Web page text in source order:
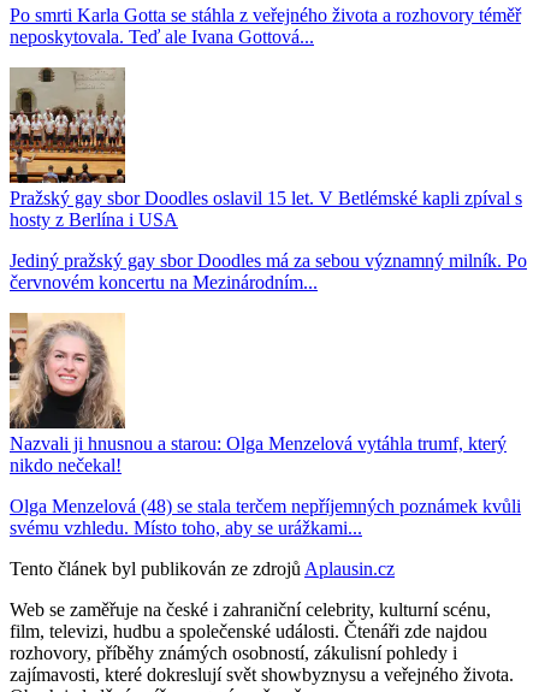
Po smrti Karla Gotta se stáhla z veřejného života a rozhovory téměř
neposkytovala. Teď ale Ivana Gottová...
Pražský gay sbor Doodles oslavil 15 let. V Betlémské kapli zpíval s
hosty z Berlína i USA
Jediný pražský gay sbor Doodles má za sebou významný milník. Po
červnovém koncertu na Mezinárodním...
Nazvali ji hnusnou a starou: Olga Menzelová vytáhla trumf, který
nikdo nečekal!
Olga Menzelová (48) se stala terčem nepříjemných poznámek kvůli
svému vzhledu. Místo toho, aby se urážkami...
Tento článek byl publikován ze zdrojů Aplausin.cz
Web se zaměřuje na české i zahraniční celebrity, kulturní scénu,
film, televizi, hudbu a společenské události. Čtenáři zde najdou
rozhovory, příběhy známých osobností, zákulisní pohledy i
zajímavosti, které dokreslují svět showbyznysu a veřejného života.